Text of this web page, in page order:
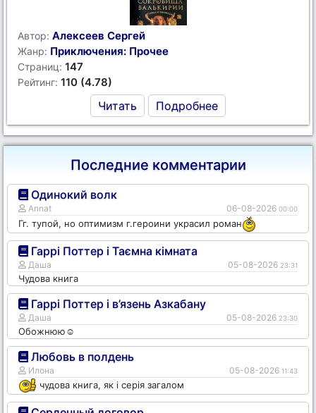
Автор: Алексеев Сергей
Жанр: Приключения: Прочее
Страниц: 147
Рейтинг: 110 (4.78)
Читать Подробнее
Последние комментарии
Одинокий волк
Annat 06-08-2026 00:00
Гг. тупой, но оптимизм г.героини украсил роман
Гаррі Поттер і Таємна кімната
Даша 05-08-2026 23:31
Чудова книга
Гаррі Поттер і в’язень Азкабану
Даша 05-08-2026 23:30
Обожнюю☺️
Любовь в полдень
Илона 05-08-2026 11:43
чудова книга, як і серія загалом